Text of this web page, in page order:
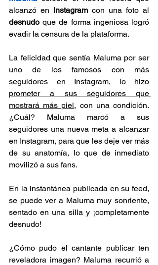
alcanzó en Instagram
desnudo que de forma ingeniosa logró
evadir la censura de la plataforma.
La felicidad que sentía Maluma por ser
uno de los famosos con más
prometer a sus seguidores que
mostrará más piel, con una condición.
¿Cuál? Maluma marcó a sus
seguidores una nueva meta a alcanzar
en Instagram, para que les deje ver más
de su anatomía, lo que de inmediato
movilizó a sus fans.
En la instantánea publicada en su feed,
se puede ver a Maluma muy sonriente,
sentado en una silla y ¡completamente
desnudo!
¿Cómo pudo el cantante publicar ten
reveladora imagen? Maluma recurrió a